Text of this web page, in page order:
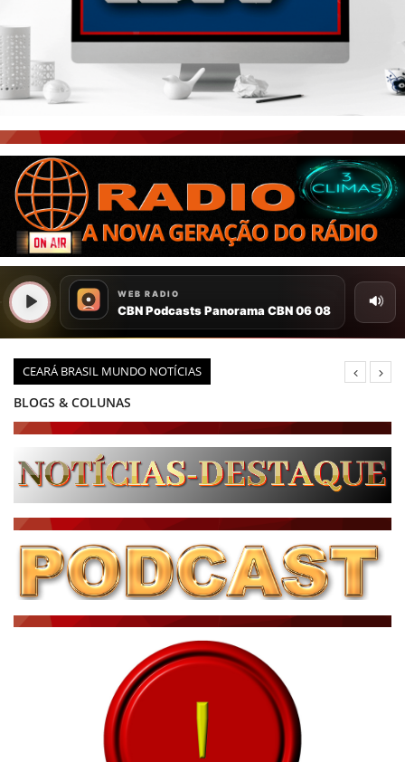
CEARÁ BRASIL MUNDO NOTÍCIAS
BLOGS & COLUNAS
PODCAST - PONTO DE VISTA
BRASIL DE FATO - ÚLTIMAS NOTÍCIAS
ÚLTIMAS NOTÍCIAS
NOTÍCIAS TAMBÉM NA TELA
BRASIL MUNDO AO VIVO
JORNAL DO BRASIL
ÚLTIMAS POSTAGENS
BOAS NOTÍCIAS...VIRAM MANCHETE!
CEARÁ BRASIL NOTÍCIAS
CEARÁ BRASIL MUNDO 1
BRASIL DE FATO
NOTÍCIAS GERAIS
CONECTE-SE
REGISTO